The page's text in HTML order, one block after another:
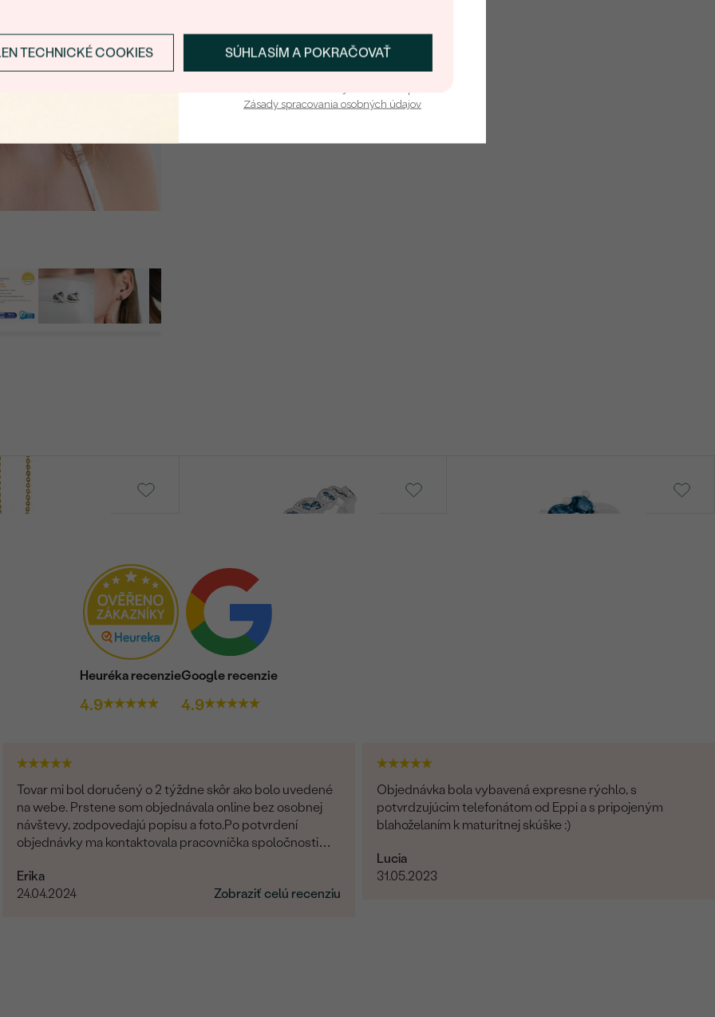
SÚHLASÍM A POKRAČOVAŤ
TECHNICKÉ COOKIES
Heuréka recenzie
4.9
Google recenzie
4.9
Tovar mi bol doručený o 2 týždne skôr ako bolo uvedené
na webe. Prstene som objednávala online bez osobnej
návštevy, zodpovedajú popisu a foto.Po potvrdení
objednávky ma kontaktovala pracovníčka spoločnosti
sa o možnej výmena v prípade nevyhovujúcej veľkosti.
Príjemné vystupovanie, prístup a starostlivosť o
Erika
24.04.2024
Zobraziť celú recenziu
Objednávka bola vybavená expresne rýchlo, s
potvrdzujúcim telefonátom od Eppi a s pripojeným
blahoželaním k maturitnej skúške :)
Lucia
31.05.2023
Prihlásiť sa a získať zľavu
Zásady spracovania osobných údajov